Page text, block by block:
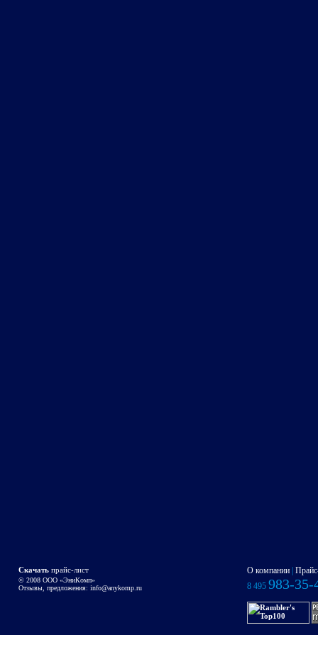
Скачать прайс-лист О компании
© 2008 OOO «ЭниКомп»
Отзывы, предложения: info@anykomp.ru 8 495 983-35-